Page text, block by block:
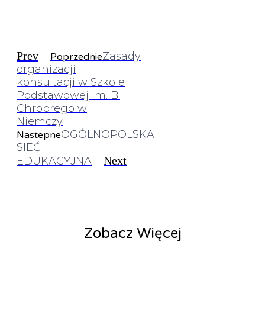
Prev PoprzednieZasady
organizacji
konsultacji w Szkole
Podstawowej im. B.
Chrobrego w
Niemczy
NastepneOGÓLNOPOLSKA
SIEĆ
EDUKACYJNA
Next
Zobacz Więcej